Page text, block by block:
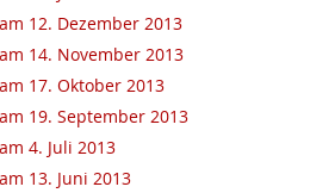
12. Dezember 2013
14. November 2013
17. Oktober 2013
19. September 2013
4. Juli 2013
13. Juni 2013